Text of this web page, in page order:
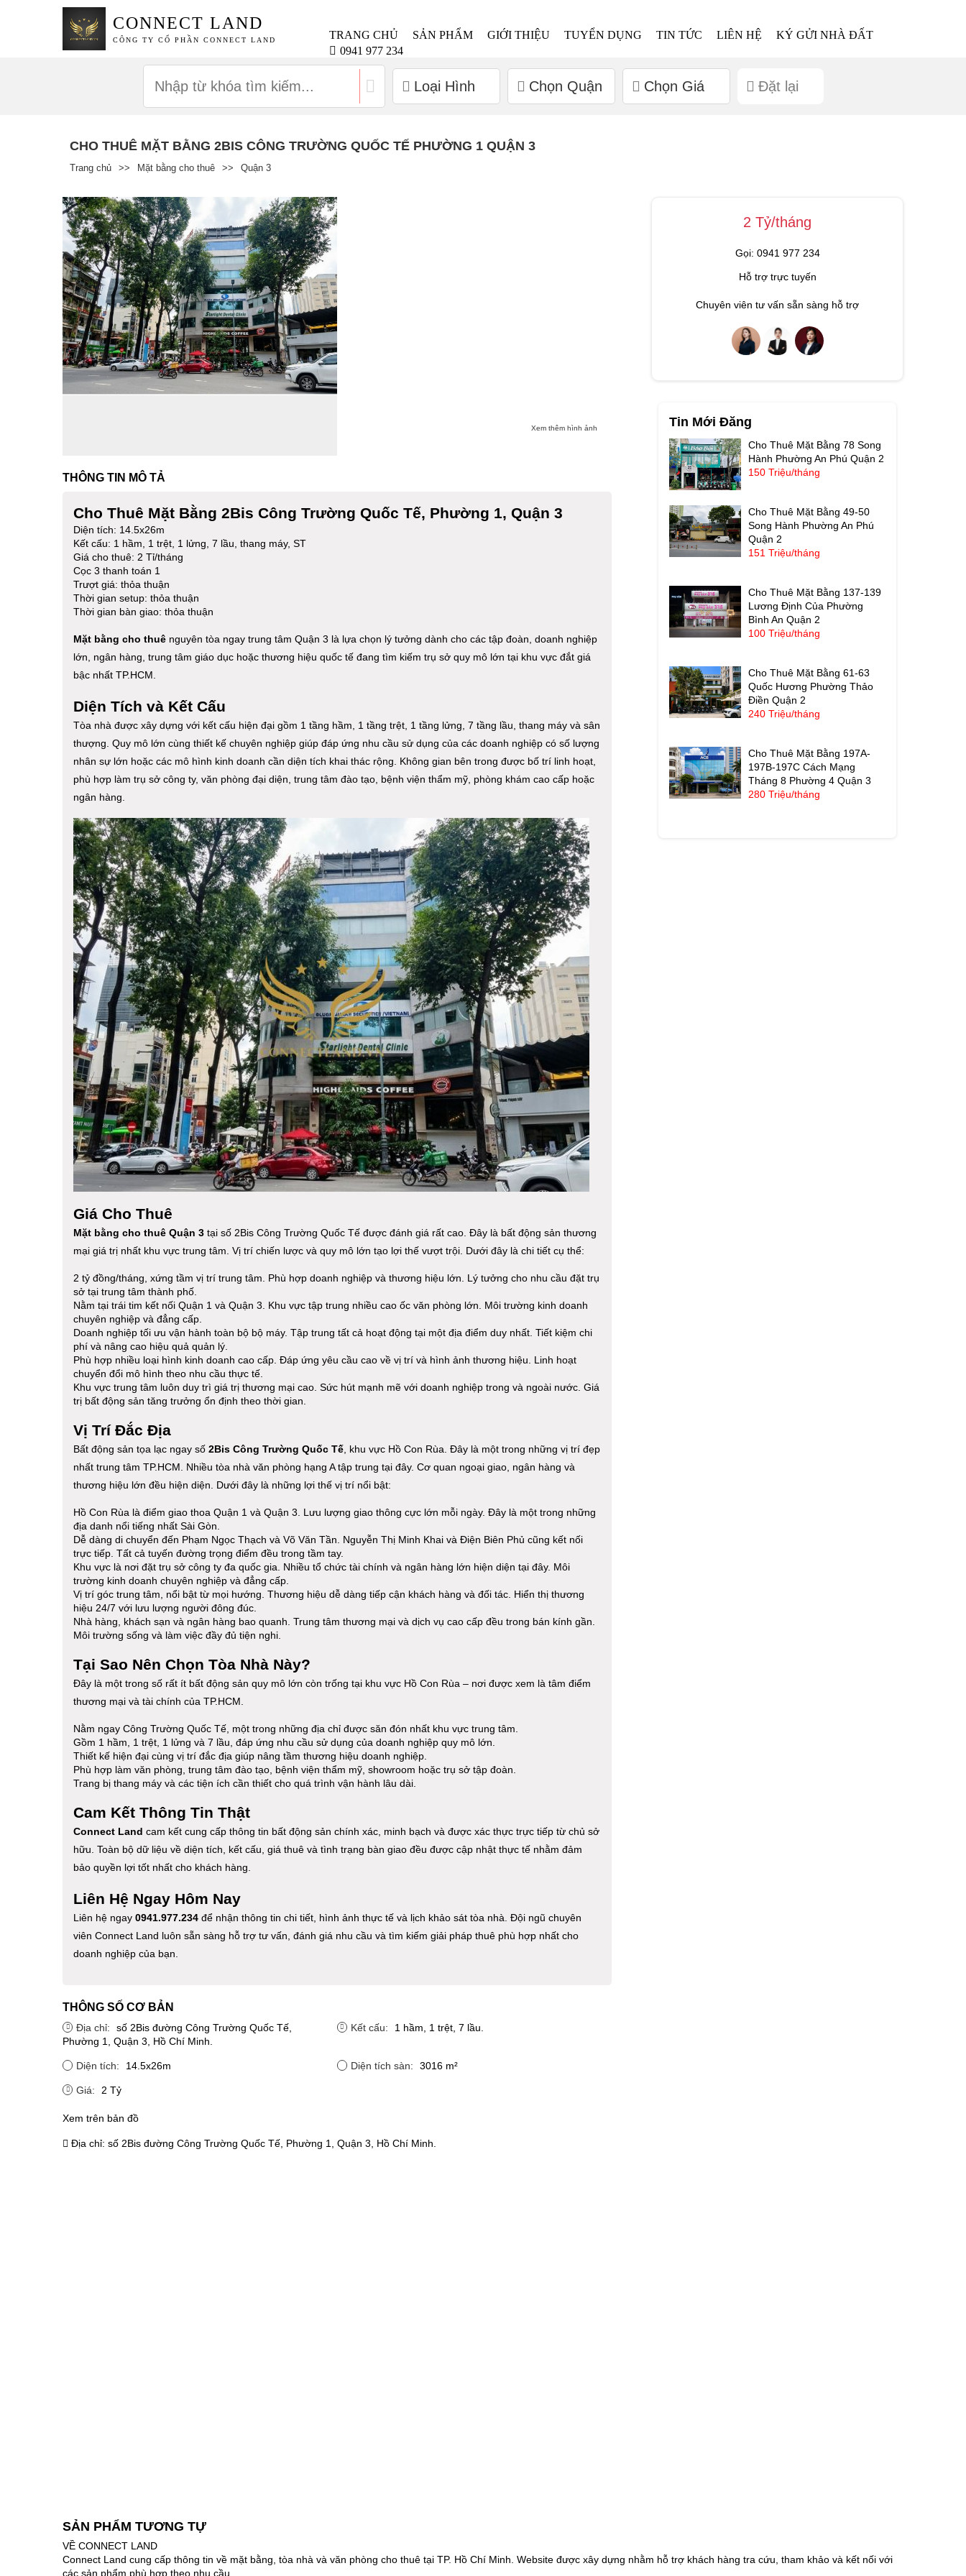
CONNECT LAND
CÔNG TY CỔ PHẦN CONNECT LAND TRANG CHỦ SẢN PHẨM GIỚI THIỆU TUYỂN DỤNG TIN TỨC LIÊN HỆ
KÝ GỬI NHÀ ĐẤT
0941 977 234
Loại Hình Chọn Quận Chọn Giá Đặt lại
CHO THUÊ MẶT BẰNG 2BIS CÔNG TRƯỜNG QUỐC TẾ PHƯỜNG 1 QUẬN 3
Trang chủ >> Mặt bằng cho thuê >> Quận 3
Xem thêm hình ảnh
THÔNG TIN MÔ TẢ
Cho Thuê Mặt Bằng 2Bis Công Trường Quốc Tế, Phường 1, Quận 3
Diện tích: 14.5x26m
Kết cấu: 1 hầm, 1 trệt, 1 lửng, 7 lầu, thang máy, ST
Giá cho thuê: 2 Tỉ/tháng
Cọc 3 thanh toán 1
Trượt giá: thỏa thuận
Thời gian setup: thỏa thuận
Thời gian bàn giao: thỏa thuận
Mặt bằng cho thuê nguyên tòa ngay trung tâm Quận 3 là lựa chọn lý tưởng dành cho các tập đoàn, doanh nghiệp
lớn, ngân hàng, trung tâm giáo dục hoặc thương hiệu quốc tế đang tìm kiếm trụ sở quy mô lớn tại khu vực đắt giá
bậc nhất TP.HCM.
Diện Tích và Kết Cấu
Tòa nhà được xây dựng với kết cấu hiện đại gồm 1 tầng hầm, 1 tầng trệt, 1 tầng lửng, 7 tầng lầu, thang máy và sân
thượng. Quy mô lớn cùng thiết kế chuyên nghiệp giúp đáp ứng nhu cầu sử dụng của các doanh nghiệp có số lượng
nhân sự lớn hoặc các mô hình kinh doanh cần diện tích khai thác rộng. Không gian bên trong được bố trí linh hoạt,
phù hợp làm trụ sở công ty, văn phòng đại diện, trung tâm đào tạo, bệnh viện thẩm mỹ, phòng khám cao cấp hoặc
ngân hàng.
Giá Cho Thuê
Mặt bằng cho thuê Quận 3 tại số 2Bis Công Trường Quốc Tế được đánh giá rất cao. Đây là bất động sản thương
mại giá trị nhất khu vực trung tâm. Vị trí chiến lược và quy mô lớn tạo lợi thế vượt trội. Dưới đây là chi tiết cụ thể:
2 tỷ đồng/tháng, xứng tầm vị trí trung tâm. Phù hợp doanh nghiệp và thương hiệu lớn. Lý tưởng cho nhu cầu đặt trụ
sở tại trung tâm thành phố.
Nằm tại trái tim kết nối Quận 1 và Quận 3. Khu vực tập trung nhiều cao ốc văn phòng lớn. Môi trường kinh doanh
chuyên nghiệp và đẳng cấp.
Doanh nghiệp tối ưu vận hành toàn bộ bộ máy. Tập trung tất cả hoạt động tại một địa điểm duy nhất. Tiết kiệm chi
phí và nâng cao hiệu quả quản lý.
Phù hợp nhiều loại hình kinh doanh cao cấp. Đáp ứng yêu cầu cao về vị trí và hình ảnh thương hiệu. Linh hoạt
chuyển đổi mô hình theo nhu cầu thực tế.
Khu vực trung tâm luôn duy trì giá trị thương mại cao. Sức hút mạnh mẽ với doanh nghiệp trong và ngoài nước. Giá
trị bất động sản tăng trưởng ổn định theo thời gian.
Vị Trí Đắc Địa
Bất động sản tọa lạc ngay số 2Bis Công Trường Quốc Tế , khu vực Hồ Con Rùa. Đây là một trong những vị trí đẹp
nhất trung tâm TP.HCM. Nhiều tòa nhà văn phòng hạng A tập trung tại đây. Cơ quan ngoại giao, ngân hàng và
thương hiệu lớn đều hiện diện. Dưới đây là những lợi thế vị trí nổi bật:
Hồ Con Rùa là điểm giao thoa Quận 1 và Quận 3. Lưu lượng giao thông cực lớn mỗi ngày. Đây là một trong những
địa danh nổi tiếng nhất Sài Gòn.
Dễ dàng di chuyển đến Phạm Ngọc Thạch và Võ Văn Tần. Nguyễn Thị Minh Khai và Điện Biên Phủ cũng kết nối
trực tiếp. Tất cả tuyến đường trọng điểm đều trong tầm tay.
Khu vực là nơi đặt trụ sở công ty đa quốc gia. Nhiều tổ chức tài chính và ngân hàng lớn hiện diện tại đây. Môi
trường kinh doanh chuyên nghiệp và đẳng cấp.
Vị trí góc trung tâm, nổi bật từ mọi hướng. Thương hiệu dễ dàng tiếp cận khách hàng và đối tác. Hiển thị thương
hiệu 24/7 với lưu lượng người đông đúc.
Nhà hàng, khách sạn và ngân hàng bao quanh. Trung tâm thương mại và dịch vụ cao cấp đều trong bán kính gần.
Môi trường sống và làm việc đầy đủ tiện nghi.
Tại Sao Nên Chọn Tòa Nhà Này?
Đây là một trong số rất ít bất động sản quy mô lớn còn trống tại khu vực Hồ Con Rùa – nơi được xem là tâm điểm
thương mại và tài chính của TP.HCM.
Nằm ngay Công Trường Quốc Tế, một trong những địa chỉ được săn đón nhất khu vực trung tâm.
Gồm 1 hầm, 1 trệt, 1 lửng và 7 lầu, đáp ứng nhu cầu sử dụng của doanh nghiệp quy mô lớn.
Thiết kế hiện đại cùng vị trí đắc địa giúp nâng tầm thương hiệu doanh nghiệp.
Phù hợp làm văn phòng, trung tâm đào tạo, bệnh viện thẩm mỹ, showroom hoặc trụ sở tập đoàn.
Trang bị thang máy và các tiện ích cần thiết cho quá trình vận hành lâu dài.
Cam Kết Thông Tin Thật
Connect Land cam kết cung cấp thông tin bất động sản chính xác, minh bạch và được xác thực trực tiếp từ chủ sở
hữu. Toàn bộ dữ liệu về diện tích, kết cấu, giá thuê và tình trạng bàn giao đều được cập nhật thực tế nhằm đảm
bảo quyền lợi tốt nhất cho khách hàng.
Liên Hệ Ngay Hôm Nay
Liên hệ ngay 0941.977.234 để nhận thông tin chi tiết, hình ảnh thực tế và lịch khảo sát tòa nhà. Đội ngũ chuyên
viên Connect Land luôn sẵn sàng hỗ trợ tư vấn, đánh giá nhu cầu và tìm kiếm giải pháp thuê phù hợp nhất cho
doanh nghiệp của bạn.
THÔNG SỐ CƠ BẢN
Địa chỉ:
số 2Bis đường Công Trường Quốc Tế,
Phường 1, Quận 3, Hồ Chí Minh.
Kết cấu: 1 hầm, 1 trệt, 7 lầu.
Diện tích: 14.5x26m Diện tích sàn: 3016 m²
Giá: 2 Tỷ
Xem trên bản đồ
Địa chỉ: số 2Bis đường Công Trường Quốc Tế, Phường 1, Quận 3, Hồ Chí Minh.
2 Tỷ/tháng
Gọi: 0941 977 234
Hỗ trợ trực tuyến
Chuyên viên tư vấn sẵn sàng hỗ trợ
Tin Mới Đăng
Cho Thuê Mặt Bằng 78 Song
Hành Phường An Phú Quận 2
150 Triệu/tháng
Cho Thuê Mặt Bằng 49-50
Song Hành Phường An Phú
Quận 2
151 Triệu/tháng
Cho Thuê Mặt Bằng 137-139
Lương Định Của Phường
Bình An Quận 2
100 Triệu/tháng
Cho Thuê Mặt Bằng 61-63
Quốc Hương Phường Thảo
Điền Quận 2
240 Triệu/tháng
Cho Thuê Mặt Bằng 197A-
197B-197C Cách Mạng
Tháng 8 Phường 4 Quận 3
280 Triệu/tháng
SẢN PHẨM TƯƠNG TỰ
VỀ CONNECT LAND
Connect Land cung cấp thông tin về mặt bằng, tòa nhà và văn phòng cho thuê tại TP. Hồ Chí Minh. Website được xây dựng nhằm hỗ trợ khách hàng tra cứu, tham khảo và kết nối với
các sản phẩm phù hợp theo nhu cầu.